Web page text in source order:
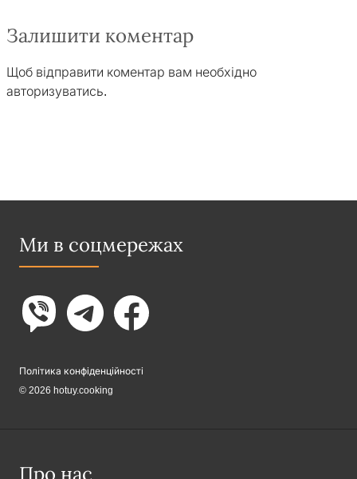
Залишити коментар
Щоб відправити коментар вам необхідно
авторизуватись.
Ми в соцмережах
Політика конфіденційності
© 2026 hotuy.cooking
Про нас